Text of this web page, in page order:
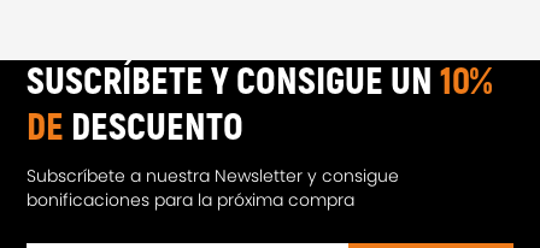
SUSCRÍBETE Y CONSIGUE UN10%
DE DESCUENTO
Subscríbete a nuestra Newsletter y consigue
bonificaciones para la próxima compra